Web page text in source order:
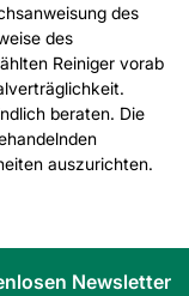
des
des
Reiniger vorab
beraten. Die
auszurichten.
Newsletter